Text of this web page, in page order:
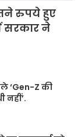
रुपये हुए
सरकार ने
‘Gen-Z की
नहीं’.